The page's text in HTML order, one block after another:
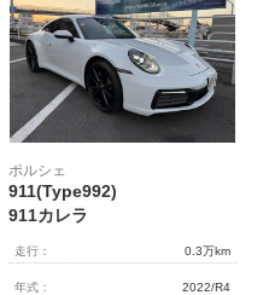
ポルシェ
911(Type992)
911カレラ
走行： 0.3万km
年式： 2022/R4